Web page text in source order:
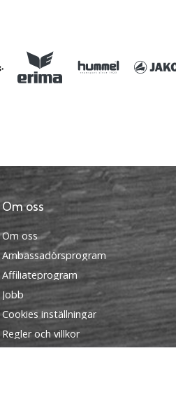
Om oss
Om oss
Ambassadörsprogram
Affiliateprogram
Jobb
Cookies inställningar
Regler och villkor